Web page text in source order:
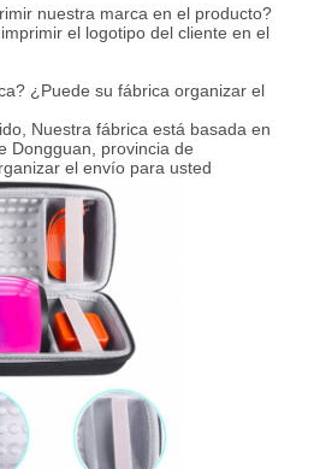
nuestra marca en el producto?
el logotipo del cliente en el
¿Puede su fábrica organizar el
Nuestra fábrica está basada en
Dongguan, provincia de
el envío para usted